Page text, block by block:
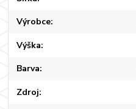
Výrobce
Výška
Barva
Zdroj